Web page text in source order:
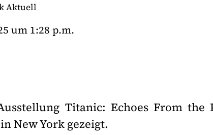
Aktuell
um 1:28 p.m.
Titanic: Echoes From
New York gezeigt.